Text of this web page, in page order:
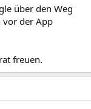
über den Weg
vor der App
freuen.